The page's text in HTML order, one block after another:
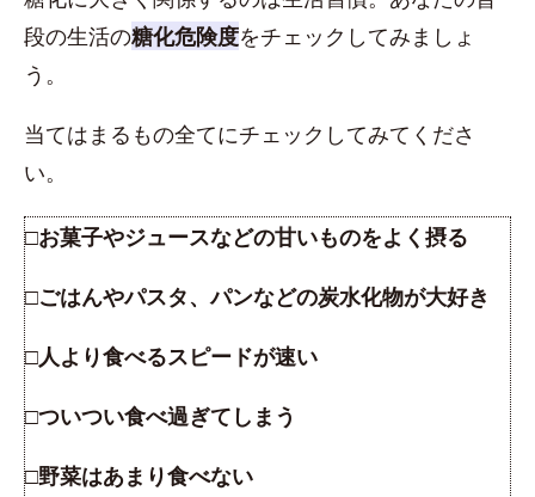
段の生活の糖化危険度をチェックしてみましょ
う。
当てはまるもの全てにチェックしてみてくださ
い。
□お菓子やジュースなどの甘いものをよく摂る
□ごはんやパスタ、パンなどの炭水化物が大好き
□人より食べるスピードが速い
□ついつい食べ過ぎてしまう
□野菜はあまり食べない